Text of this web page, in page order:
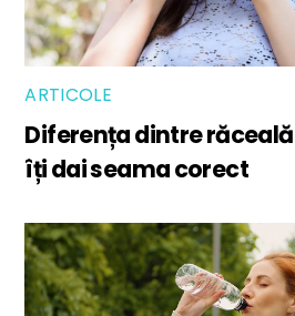
ARTICOLE
Diferența dintre
îți dai seama corect